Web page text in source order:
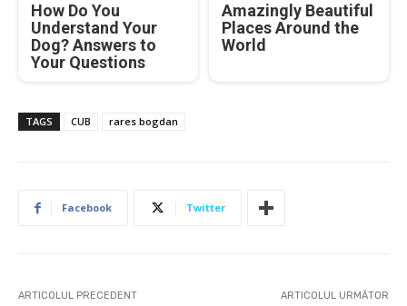
How Do You
Understand Your
Dog? Answers to
Your Questions
Amazingly Beautiful
Places Around the
World
TAGS CUB rares bogdan
Facebook Twitter
ARTICOLUL PRECEDENT ARTICOLUL URMĂTOR